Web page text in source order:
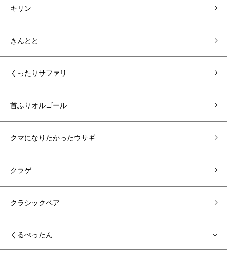
キリン
きんとと
くったりサファリ
首ふりオルゴール
クマになりたかったウサギ
クラゲ
クラシックベア
くるぺったん